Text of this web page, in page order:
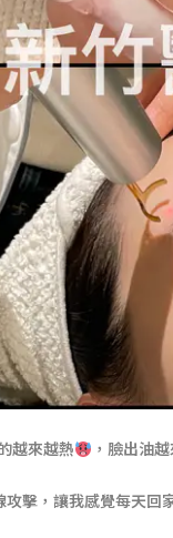
越來越熱 ，臉出油
攻擊，讓我感覺每天回